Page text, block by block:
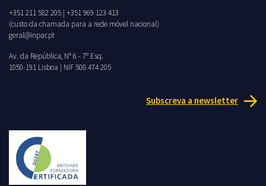
+351 211 582 205 | +351 969 123 413
(custo da chamada para a rede móvel nacional)
geral@inpar.pt
Av. da República, Nº 6 - 7º Esq.
1050-191 Lisboa | NIF 508 474 205
Subscreva a newsletter